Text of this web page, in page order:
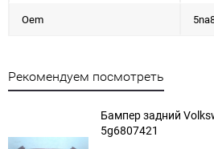
Oem
Рекомендуем посмотреть
Бампер задний
5g6807421